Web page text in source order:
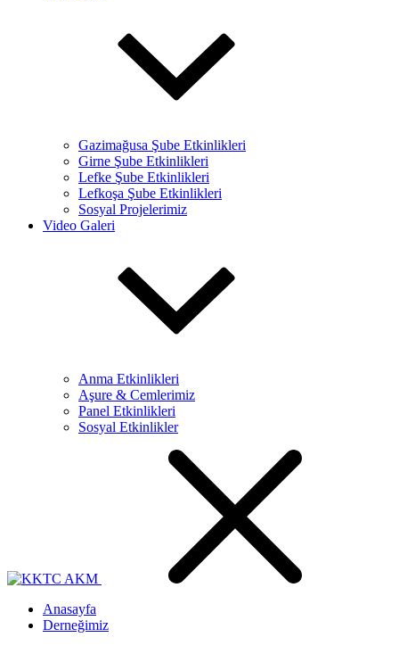
Gazimağusa Şube Etkinlikleri
Girne Şube Etkinlikleri
Lefke Şube Etkinlikleri
Lefkoşa Şube Etkinlikleri
Sosyal Projelerimiz
Video Galeri
Anma Etkinlikleri
Aşure & Cemlerimiz
Panel Etkinlikleri
Sosyal Etkinlikler
Anasayfa
Derneğimiz